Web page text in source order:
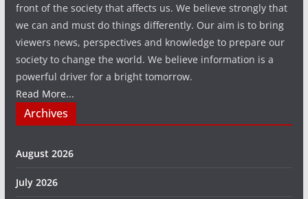
front of the society that affects us. We believe strongly that
we can and must do things differently. Our aim is to bring
viewers news, perspectives and knowledge to prepare our
society to change the world. We believe information is a
powerful driver for a bright tomorrow.
Read More...
Archives
August 2026
July 2026